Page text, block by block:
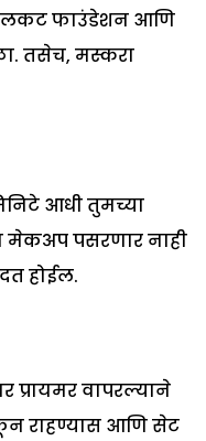
तेलकट फाउंडेशन आणि
तसेच, मस्करा
आधी तुमच्या
मेकअप पसरणार नाही
होईल.
प्रायमर वापरल्याने
राहण्यास आणि सेट